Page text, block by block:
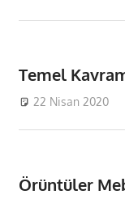
Temel
22 Nisan 2020
Örüntüler